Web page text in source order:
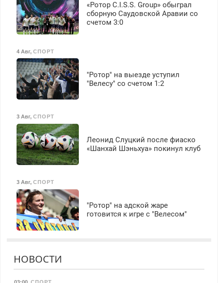
«Ротор C.I.S.S. Group» обыграл
сборную Саудовской Аравии со
счетом 3:0
4 Авг, СПОРТ
"Ротор" на выезде уступил
"Велесу" со счетом 1:2
3 Авг, СПОРТ
Леонид Слуцкий после фиаско
«Шанхай Шэньхуа» покинул клуб
3 Авг, СПОРТ
"Ротор" на адской жаре
готовится к игре с "Велесом"
НОВОСТИ